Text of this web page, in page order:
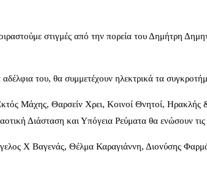
στιγμές από την πορεία του Δημήτρη
του, θα συμμετέχουν ηλεκτρικά τα
Μάχης, Θαρσείν Χρει, Κοινοί Θνητοί,
Διάσταση και Υπόγεια Ρεύματα θα ενώσουν τις
Χ Βαγενάς, Θέλμα Καραγιάννη, Διονύσης